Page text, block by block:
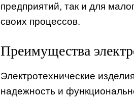
предприятий, так и для
своих процессов.
Преимущества
Электротехнические
надежность и